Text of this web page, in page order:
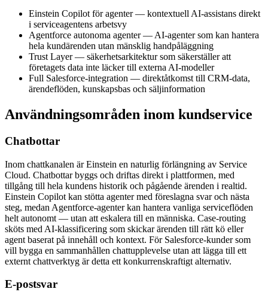
Einstein Copilot för agenter — kontextuell AI-assistans direkt
i serviceagentens arbetsvy
Agentforce autonoma agenter — AI-agenter som kan hantera
hela kundärenden utan mänsklig handpåläggning
Trust Layer — säkerhetsarkitektur som säkerställer att
företagets data inte läcker till externa AI-modeller
Full Salesforce-integration — direktåtkomst till CRM-data,
ärendeflöden, kunskapsbas och säljinformation
Användningsområden inom kundservice
Chatbottar
Inom chattkanalen är Einstein en naturlig förlängning av Service
Cloud. Chatbottar byggs och driftas direkt i plattformen, med
tillgång till hela kundens historik och pågående ärenden i realtid.
Einstein Copilot kan stötta agenter med föreslagna svar och nästa
steg, medan Agentforce-agenter kan hantera vanliga serviceflöden
helt autonomt — utan att eskalera till en människa. Case-routing
sköts med AI-klassificering som skickar ärenden till rätt kö eller
agent baserat på innehåll och kontext. För Salesforce-kunder som
vill bygga en sammanhållen chattupplevelse utan att lägga till ett
externt chattverktyg är detta ett konkurrenskraftigt alternativ.
E-postsvar